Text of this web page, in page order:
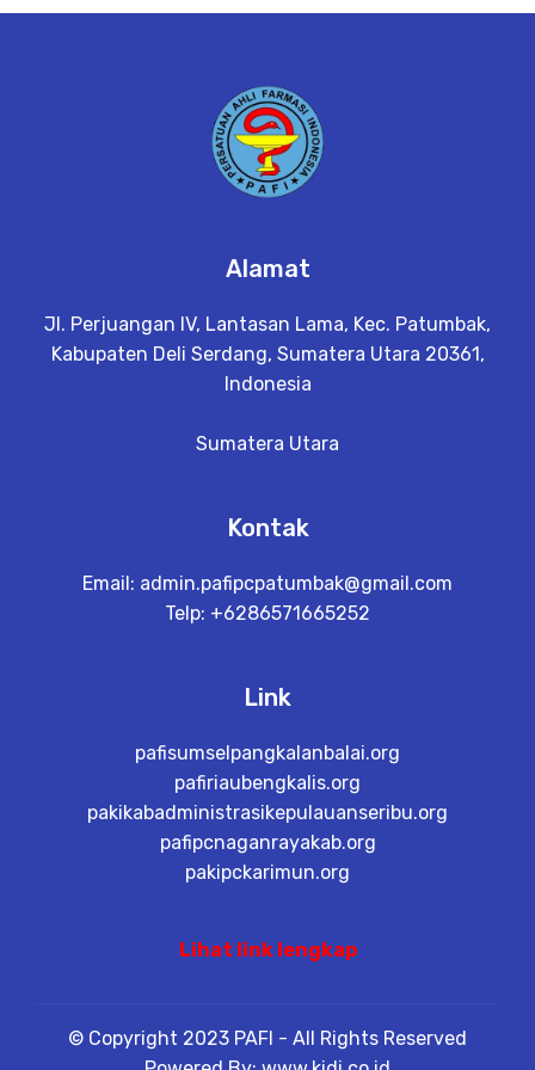
Alamat
Jl. Perjuangan IV, Lantasan Lama, Kec. Patumbak,
Kabupaten Deli Serdang, Sumatera Utara 20361,
Indonesia
Sumatera Utara
Kontak
Email: admin.pafipcpatumbak@gmail.com
Telp: +6286571665252
Link
pafisumselpangkalanbalai.org
pafiriaubengkalis.org
pakikabadministrasikepulauanseribu.org
pafipcnaganrayakab.org
pakipckarimun.org
Lihat link lengkap
© Copyright 2023 PAFI - All Rights Reserved